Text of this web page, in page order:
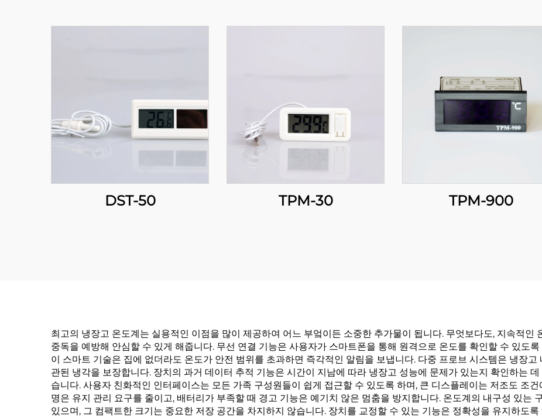
DST-50 TPM-30 TPM-900
최고의 냉장고 온도계는 실용적인 이점을 많이 제공하여 어느 부엌이든 소중한 추가물이 됩니다. 무엇보다도, 지속적인
중독을 예방해 안심할 수 있게 해줍니다. 무선 연결 기능은 사용자가 스마트폰을 통해 원격으로 온도를 확인할 수 있도
이 스마트 기술은 집에 없더라도 온도가 안전 범위를 초과하면 즉각적인 알림을 보냅니다. 다중 프로브 시스템은 냉장
관된 냉각을 보장합니다. 장치의 과거 데이터 추적 기능은 시간이 지남에 따라 냉장고 성능에 문제가 있는지 확인하는
습니다. 사용자 친화적인 인터페이스는 모든 가족 구성원들이 쉽게 접근할 수 있도록 하며, 큰 디스플레이는 저조도 조
명은 유지 관리 요구를 줄이고, 배터리가 부족할 때 경고 기능은 예기치 않은 멈춤을 방지합니다. 온도계의 내구성 있는
있으며, 그 컴팩트한 크기는 중요한 저장 공간을 차지하지 않습니다. 장치를 교정할 수 있는 기능은 정확성을 유지하도